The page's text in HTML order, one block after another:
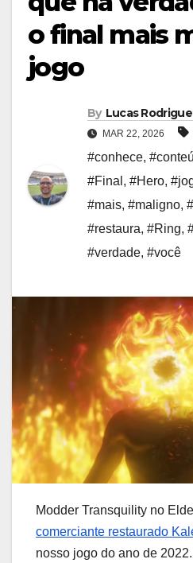
o final mais
jogo
By Lucas
MAR 22, 2026
#conhece,
#Final , #Hero,
#mais, #maligno,
#restaura, #Ring,
#verdade, #você
Modder Transquility no
comerciante restaurado
nosso jogo do ano de